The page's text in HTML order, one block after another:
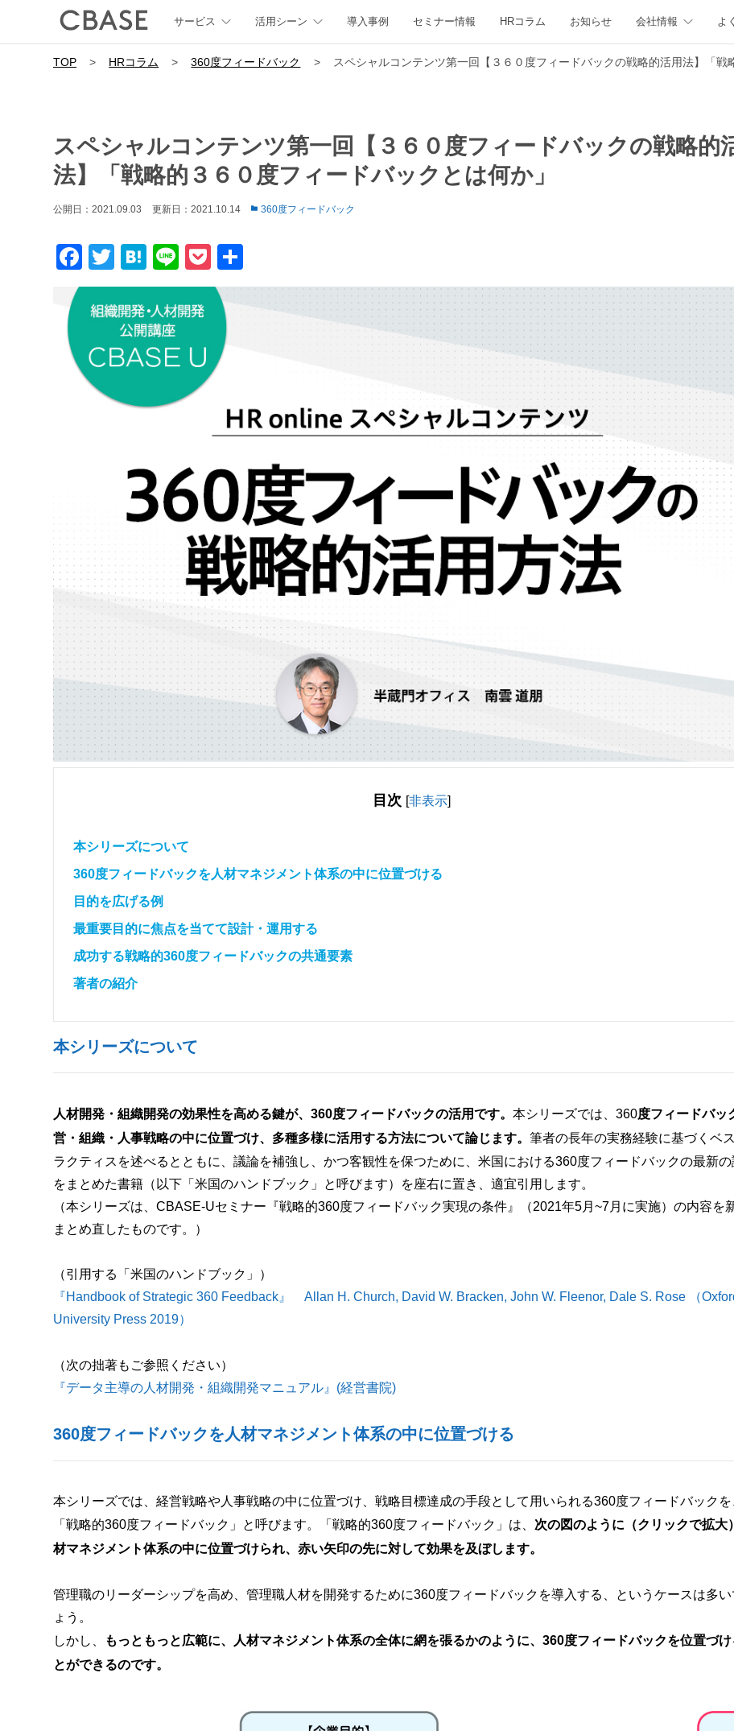
サービス 活用シーン 導入事例 セミナー情報 HRコラム お知らせ 会社情報 よ
TOP > HRコラム > 360度フィードバック > スペシャルコンテンツ第一回【３６０度フィードバックの戦略的活用法】「戦
スペシャルコンテンツ第一回【３６０度フィードバックの戦略的
法】「戦略的３６０度フィードバックとは何か」
公開日：2021.09.03 更新日：2021.10.14 360度フィードバック
Facebook
Twitter
Hatena
LinePocket
有
目次 [非表示]
本シリーズについて
360度フィードバックを人材マネジメント体系の中に位置づける
目的を広げる例
最重要目的に焦点を当てて設計・運用する
成功する戦略的360度フィードバックの共通要素
著者の紹介
本シリーズについて
人材開発・組織開発の効果性を高める鍵が、360度フィードバックの活用です。 本シリーズでは、360度フィードバッ
営・組織・人事戦略の中に位置づけ、多種多様に活用する方法について論じます。 筆者の長年の実務経験に基づくベ
ラクティスを述べるとともに、議論を補強し、かつ客観性を保つために、米国における360度フィードバックの最新
をまとめた書籍（以下「米国のハンドブック」と呼びます）を座右に置き、適宜引用します。
（本シリーズは、CBASE-Uセミナー『戦略的360度フィードバック実現の条件』（2021年5月~7月に実施）の内容を
まとめ直したものです。）
（引用する「米国のハンドブック」）
『Handbook of Strategic 360 Feedback』 Allan H. Church, David W. Bracken, John W. Fleenor, Dale S. Rose （
University Press 2019）
（次の拙著もご参照ください）
『データ主導の人材開発・組織開発マニュアル』(経営書院)
360度フィードバックを人材マネジメント体系の中に位置づける
本シリーズでは、経営戦略や人事戦略の中に位置づけ、戦略目標達成の手段として用いられる360度フィードバックを
「戦略的360度フィードバック」と呼びます。「戦略的360度フィードバック」は、 次の図のように（クリックで拡大
材マネジメント体系の中に位置づけられ、赤い矢印の先に対して効果を及ぼします。
管理職のリーダーシップを高め、管理職人材を開発するために360度フィードバックを導入する、というケースは多い
ょう。
しかし、
もっともっと広範に、人材マネジメント体系の全体に網を張るかのように、360度フィードバックを位置づけ
とができるのです。